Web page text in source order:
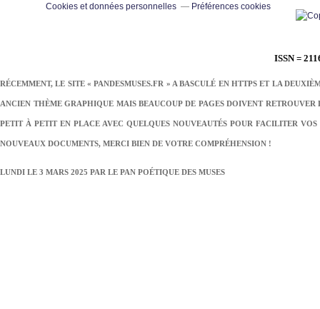
ISSN =
RÉCEMMENT, LE SITE « PANDESMUSES.FR » A BASCULÉ EN HTTPS ET LA
ANCIEN THÈME GRAPHIQUE MAIS BEAUCOUP DE PAGES DOIVENT
PETIT À PETIT EN PLACE AVEC QUELQUES NOUVEAUTÉS POUR FACILITER
NOUVEAUX DOCUMENTS, MERCI BIEN DE VOTRE COMPRÉHENSION !
LUNDI LE 3 MARS 2025 PAR LE PAN POÉTIQUE DES MUSES
Cookies et données personnelles
Préférences cookies